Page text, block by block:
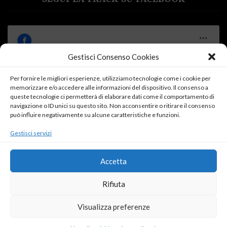
Gestisci Consenso Cookies
Per fornire le migliori esperienze, utilizziamo tecnologie come i cookie per
memorizzare e/o accedere alle informazioni del dispositivo. Il consenso a
queste tecnologie ci permetterà di elaborare dati come il comportamento di
navigazione o ID unici su questo sito. Non acconsentire o ritirare il consenso
può influire negativamente su alcune caratteristiche e funzioni.
Gestisci servizi
Accetta
Rifiuta
Visualizza preferenze
Fai clic su "Accetto" per abilitare Facebook
Cookie Policy
Accetto
SARDEGNA IN ROSA